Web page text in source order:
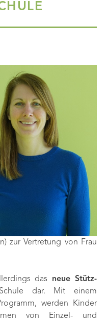
zur Vertretung von Frau
das neue Stütz-
dar. Mit einem
werden Kinder
von Einzel- und